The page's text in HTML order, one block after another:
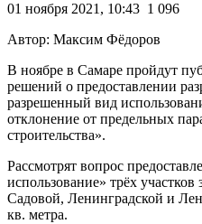
01 ноября 2021, 10:43 1 096
Автор: Максим Фёдоров
В ноябре в Самаре пройдут
решений о предоставлении
разрешенный вид
отклонение от предельных
строительства».
Рассмотрят вопрос
использование» трёх
Садовой, Ленинградской и
кв. метра.